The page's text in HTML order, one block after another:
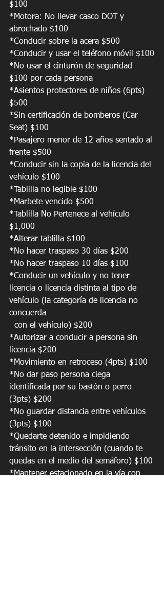
$100
*Motora: No llevar casco DOT y
abrochado $100
*Conducir sobre la acera $500
*Conducir y usar el teléfono móvil $100
*No usar el cinturón de seguridad
$100 por cada persona
*Asientos protectores de niños (6pts)
$500
*Sin certificación de bomberos (Car
Seat) $100
*Pasajero menor de 12 años sentado al
frente $500
*Conducir sin la copia de la licencia del
vehículo $100
*Tablilla no legible $100
*Marbete vencido $500
*Tablilla No Pertenece al vehículo
$1,000
*Alterar tablilla $100
*No hacer traspaso 30 días $200
*No hacer traspaso 10 días $100
*Conducir un vehículo y no tener
licencia o licencia distinta al tipo de
vehículo (la categoría de licencia no
concuerda
  con el vehículo) $200
*Autorizar a conducir a persona sin
licencia $200
*Movimiento en retroceso (4pts) $100
*No dar paso persona ciega
identificada por su bastón o perro
(3pts) $200
*No guardar distancia entre vehículos
(3pts) $100
*Quedarte detenido e impidiendo
tránsito en la intersección (cuando te
quedas en el medio del semáforo) $100
*Mantener estacionado en la vía con